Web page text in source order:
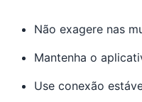
Não exagere nas
Mantenha o
Use conexão